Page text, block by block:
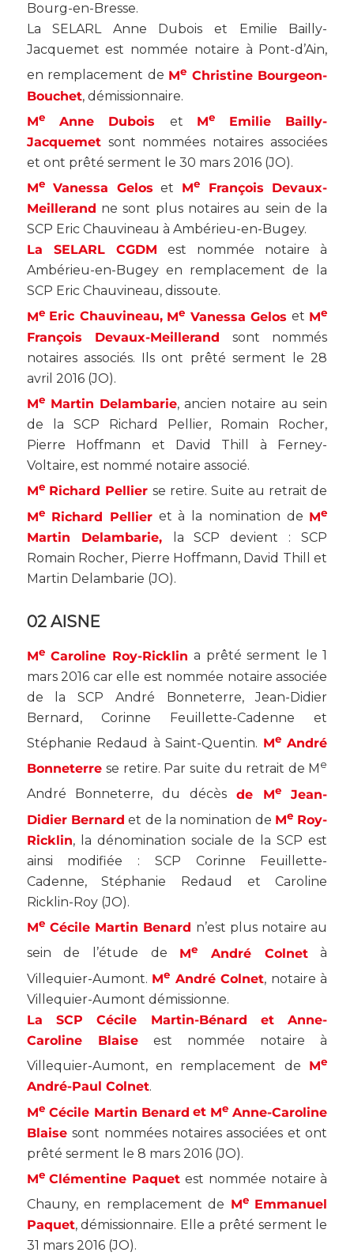
Bourg-en-Bresse.
La SELARL Anne Dubois et Emilie Bailly-
Jacquemet est nommée notaire à Pont-d’Ain,
en remplacement de Me Christine Bourgeon-
Bouchet, démissionnaire.
MeAnne Dubois et MeEmilie Bailly-
Jacquemetsont nommées notaires associées
et ont prêté serment le 30 mars 2016 (JO).
MeVanessa Gelos et Me
François Devaux-
Meillerand ne sont plus notaires au sein de la
SCP Eric Chauvineau à Ambérieu-en-Bugey.
La SELARL CGDM est nommée notaire à
Ambérieu-en-Bugey en remplacement de la
SCP Eric Chauvineau, dissoute.
Me Eric Chauvineau, Me Vanessa Gelos et Me
François Devaux-Meillerand sont nommés
notaires associés. Ils ont prêté serment le 28
avril 2016 (JO).
MeMartin Delambarie, ancien notaire au sein
de la SCP Richard Pellier, Romain Rocher,
Pierre Hoffmann et David Thill à Ferney-
Voltaire, est nommé notaire associé.
MeRichard Pellierse retire. Suite au retrait de
MeRichard Pellier et à la nomination de Me
Martin Delambarie,
la SCP devient : SCP
Romain Rocher, Pierre Hoffmann, David Thill et
Martin Delambarie (JO).
02 AISNE
MeCaroline Roy-Ricklina prêté serment le 1
mars 2016 car elle est nommée notaire associée
de la SCP André Bonneterre, Jean-Didier
Bernard, Corinne Feuillette-Cadenne et
Stéphanie Redaud à Saint-Quentin. MeAndré
Bonneterrese retire. Par suite du retrait de M e
André Bonneterre, du décès de MeJean-
Didier Bernard et de la nomination de Me Roy-
Ricklin, la dénomination sociale de la SCP est
ainsi modifiée : SCP Corinne Feuillette-
Cadenne, Stéphanie Redaud et Caroline
Ricklin-Roy (JO).
MeCécile Martin Benard n’est plus notaire au
sein de l’étude de Me André Colnetà
Villequier-Aumont. Me André Colnet, notaire à
Villequier-Aumont démissionne.
La SCP Cécile Martin-Bénard et Anne-
Caroline Blaiseest nommée notaire à
Villequier-Aumont, en remplacement de Me
André-Paul Colnet.
MeCécile Martin Benard et MeAnne-Caroline
Blaisesont nommées notaires associées et ont
prêté serment le 8 mars 2016 (JO).
Me Clémentine Paquet est nommée notaire à
Chauny, en remplacement de Me Emmanuel
Paquet, démissionnaire. Elle a prêté serment le
31 mars 2016 (JO).